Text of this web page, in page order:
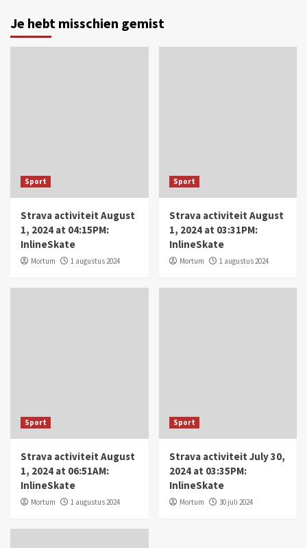
Je hebt misschien gemist
Sport
Strava activiteit August
1, 2024 at 04:15PM:
InlineSkate
Mortum 1 augustus 2024
Sport
Strava activiteit August
1, 2024 at 03:31PM:
InlineSkate
Mortum 1 augustus 2024
Sport
Strava activiteit August
1, 2024 at 06:51AM:
InlineSkate
Mortum 1 augustus 2024
Sport
Strava activiteit July 30,
2024 at 03:35PM:
InlineSkate
Mortum 30 juli 2024